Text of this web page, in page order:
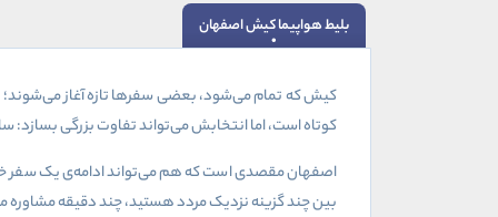
بلیط هواپیما کیش اصفهان
کیش که تمام می‌شود، بعضی سفرها تازه آغاز می‌شوند؛
کوتاه است، اما انتخابش می‌تواند تفاوت بزرگی بسازد:
اصفهان مقصدی است که هم می‌تواند ادامه‌ی یک سفر
بین چند گزینه نزدیک مردد هستید، چند دقیقه مشاوره